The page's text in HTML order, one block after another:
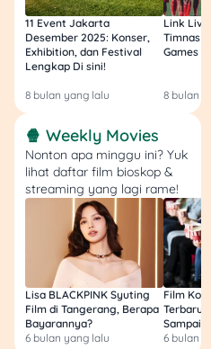
11 Event Jakarta
Desember 2025: Konser,
Exhibition, dan Festival
Lengkap Di sini!
8 bulan yang lalu
Link Live
Timnas
Games
8 bulan
🍿 Weekly Movies
Nonton apa minggu ini? Yuk
lihat daftar film bioskop &
streaming yang lagi rame!
Lisa BLACKPINK Syuting
Film di Tangerang, Berapa
Bayarannya?
6 bulan yang lalu
Film
Terbaru
Sampai
6 bulan